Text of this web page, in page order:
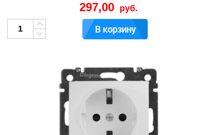
297,00 руб.
В корзину